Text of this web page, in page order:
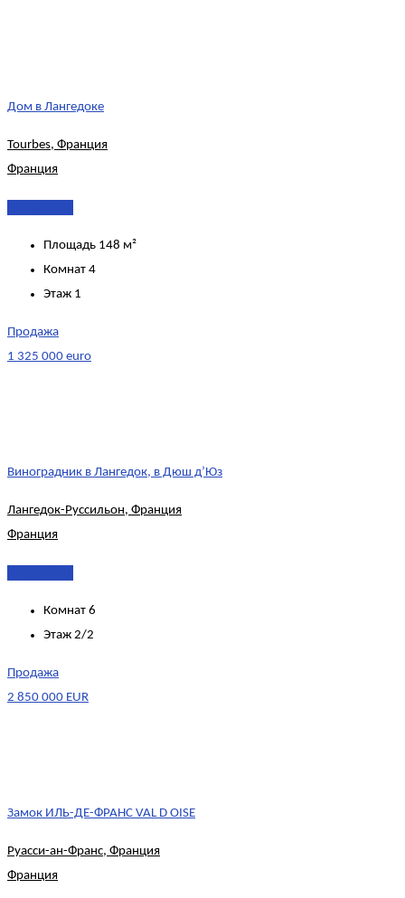
Дом в Лангедоке
Tourbes, Франция
Франция
Площадь 148 м²
Комнат 4
Этаж 1
Продажа
1 325 000 euro
Виноградник в Лангедок, в Дюш д’Юз
Лангедок-Руссильон, Франция
Франция
Комнат 6
Этаж 2/2
Продажа
2 850 000 EUR
Замок ИЛЬ-ДЕ-ФРАНС VAL D OISE
Руасси-ан-Франс, Франция
Франция